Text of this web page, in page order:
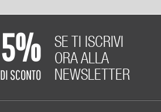
5%
DI SCONTO
SE TI ISCRIVI
ORA ALLA
NEWSLETTER